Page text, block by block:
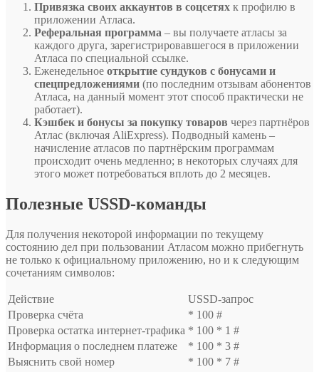
Привязка своих аккаунтов в соцсетях к профилю в
приложении Атласа.
Реферальная программа – вы получаете атласы за
каждого друга, зарегистрировавшегося в приложении
Атласа по специальной ссылке.
Еженедельное открытие сундуков с бонусами и
спецпредложениями (по последним отзывам абонентов
Атласа, на данный момент этот способ практически не
работает).
Кэшбек и бонусы за покупку товаров через партнёров
Атлас (включая AliExpress). Подводный камень –
начисление атласов по партнёрским программам
происходит очень медленно; в некоторых случаях для
этого может потребоваться вплоть до 2 месяцев.
Полезные USSD-команды
Для получения некоторой информации по текущему
состоянию дел при пользовании Атласом можно прибегнуть
не только к официальному приложению, но и к следующим
сочетаниям символов:
Действие
USSD-запрос
Проверка счёта
* 100 #
Проверка остатка интернет-трафика * 100 * 1 #
Информация о последнем платеже
* 100 * 3 #
Выяснить свой номер
* 100 * 7 #